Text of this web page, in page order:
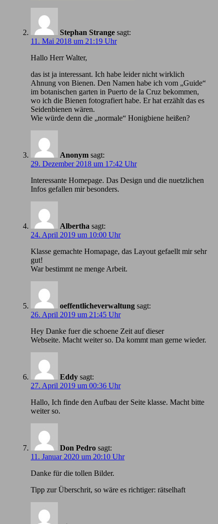
Stephan Strange sagt:
11. Mai 2018 um 21:19 Uhr
Hallo Herr Walter,
das ist ja interessant. Ich habe leider nicht wirklich
Ahnung von Bienen. Den Namen habe ich vom „Guide“
im botanischen garten in Puerto de la Cruz bekommen,
wo ich die Bienen fotografiert habe. Er hat erzählt das es
Seidenbienen wären.
Wie würde denn die „normale“ Honigbiene heißen?
Anonym sagt:
29. Dezember 2018 um 17:42 Uhr
Іnteressante Homepage. Das Design und die nuetzlichen
Infos gefallen mir besonders.
Albertha sagt:
24. April 2019 um 10:00 Uhr
Klasse gemachte Homapage, das Layout gefaellt mir sehr
gut!
War bestimmt ne menge Arbeit.
oeffentlicheverwaltung sagt:
26. April 2019 um 21:45 Uhr
Hey Danke fuer die schoene Zeit auf dieser
Webseite. Macht weiter so. Da kommt man gerne wieder.
Eddy sagt:
27. April 2019 um 00:36 Uhr
Hallo, Ich finde den Aufbau der Seite klasse. Macht bitte
weiter so.
Don Pedro sagt:
11. Januar 2020 um 20:10 Uhr
Danke für die tollen Bilder.
Tipp zur Überschrit, so wäre es richtiger: rätselhaft